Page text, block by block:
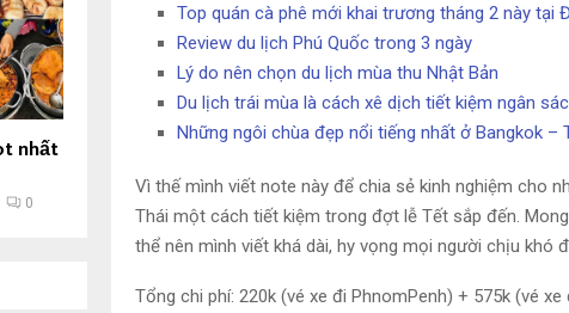
Top quán cà phê mới khai trương tháng 2 này tại
Review du lịch Phú Quốc trong 3 ngày
Lý do nên chọn du lịch mùa thu Nhật Bản
Du lịch trái mùa là cách xê dịch tiết kiệm ngân
Những ngôi chùa đẹp nổi tiếng nhất ở Bangkok –
Vì thế mình viết note này để chia sẻ kinh nghiệm cho
Thái một cách tiết kiệm trong đợt lễ Tết sắp đến.
thể nên mình viết khá dài, hy vọng mọi người chịu khó
Tổng chi phí: 220k (vé xe đi PhnomPenh) + 575k (vé
nhất
0